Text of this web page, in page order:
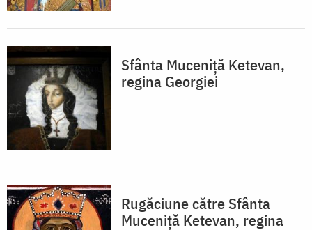
Sfânta Muceniță Ketevan,
regina Georgiei
Rugăciune către Sfânta
Muceniță Ketevan, regina